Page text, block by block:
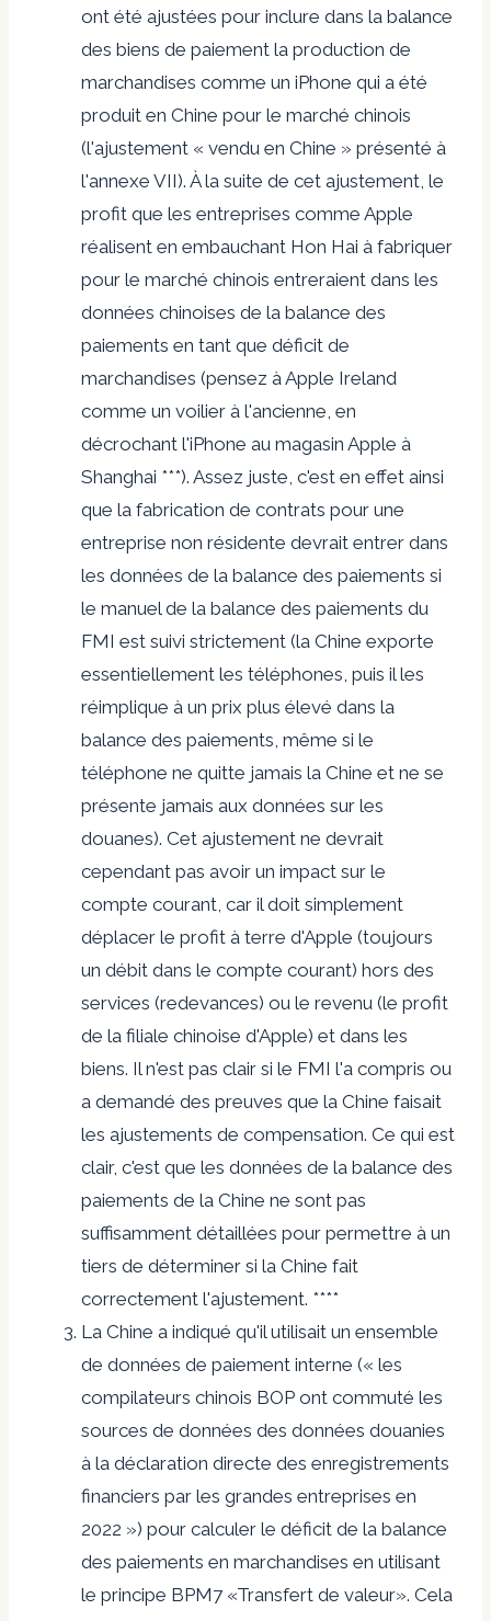
ont été ajustées pour inclure dans la balance
des biens de paiement la production de
marchandises comme un iPhone qui a été
produit en Chine pour le marché chinois
(l'ajustement « vendu en Chine » présenté à
l'annexe VII). À la suite de cet ajustement, le
profit que les entreprises comme Apple
réalisent en embauchant Hon Hai à fabriquer
pour le marché chinois entreraient dans les
données chinoises de la balance des
paiements en tant que déficit de
marchandises (pensez à Apple Ireland
comme un voilier à l'ancienne, en
décrochant l'iPhone au magasin Apple à
Shanghai ***). Assez juste, c'est en effet ainsi
que la fabrication de contrats pour une
entreprise non résidente devrait entrer dans
les données de la balance des paiements si
le manuel de la balance des paiements du
FMI est suivi strictement (la Chine exporte
essentiellement les téléphones, puis il les
réimplique à un prix plus élevé dans la
balance des paiements, même si le
téléphone ne quitte jamais la Chine et ne se
présente jamais aux données sur les
douanes). Cet ajustement ne devrait
cependant pas avoir un impact sur le
compte courant, car il doit simplement
déplacer le profit à terre d'Apple (toujours
un débit dans le compte courant) hors des
services (redevances) ou le revenu (le profit
de la filiale chinoise d'Apple) et dans les
biens. Il n'est pas clair si le FMI l'a compris ou
a demandé des preuves que la Chine faisait
les ajustements de compensation. Ce qui est
clair, c'est que les données de la balance des
paiements de la Chine ne sont pas
suffisamment détaillées pour permettre à un
tiers de déterminer si la Chine fait
correctement l'ajustement. ****
La Chine a indiqué qu'il utilisait un ensemble
de données de paiement interne (« les
compilateurs chinois BOP ont commuté les
sources de données des données douanies
à la déclaration directe des enregistrements
financiers par les grandes entreprises en
2022 ») pour calculer le déficit de la balance
des paiements en marchandises en utilisant
le principe BPM7 «Transfert de valeur». Cela